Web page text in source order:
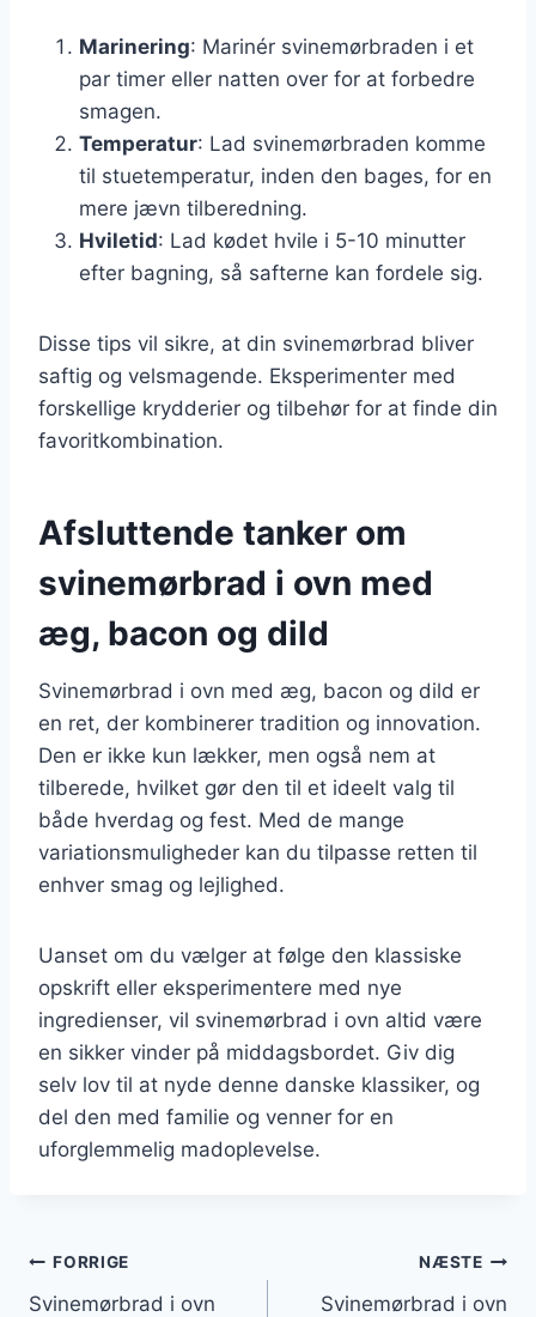
Marinering: Marinér svinemørbraden i et
par timer eller natten over for at forbedre
smagen.
Temperatur: Lad svinemørbraden komme
til stuetemperatur, inden den bages, for en
mere jævn tilberedning.
Hviletid: Lad kødet hvile i 5-10 minutter
efter bagning, så safterne kan fordele sig.
Disse tips vil sikre, at din svinemørbrad bliver
saftig og velsmagende. Eksperimenter med
forskellige krydderier og tilbehør for at finde din
favoritkombination.
Afsluttende tanker om
svinemørbrad i ovn med
æg, bacon og dild
Svinemørbrad i ovn med æg, bacon og dild er
en ret, der kombinerer tradition og innovation.
Den er ikke kun lækker, men også nem at
tilberede, hvilket gør den til et ideelt valg til
både hverdag og fest. Med de mange
variationsmuligheder kan du tilpasse retten til
enhver smag og lejlighed.
Uanset om du vælger at følge den klassiske
opskrift eller eksperimentere med nye
ingredienser, vil svinemørbrad i ovn altid være
en sikker vinder på middagsbordet. Giv dig
selv lov til at nyde denne danske klassiker, og
del den med familie og venner for en
uforglemmelig madoplevelse.
Indlægsnavigation
FORRIGE
Svinemørbrad i ovn
NÆSTE
Svinemørbrad i ovn